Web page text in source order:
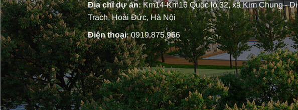
Địa chỉ dự án:Km14-Km16 Quốc lộ 32, xã Kim Chung - Di
Trạch, Hoài Đức, Hà Nội
Điện thoại:0919.875.966